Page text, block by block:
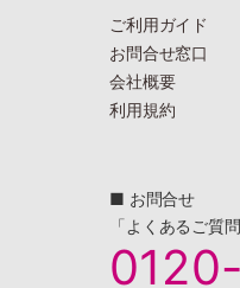
ご利用ガイド
お問合せ窓口
会社概要
利用規約
■ お問合せ
「よくあるご質